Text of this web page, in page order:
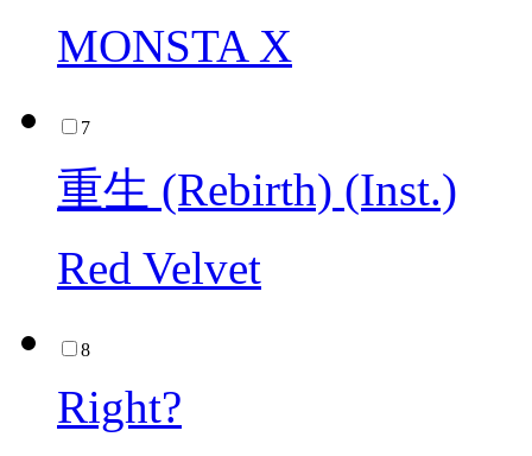
MONSTA X
7
重生 (Rebirth) (Inst.)
Red Velvet
8
Right?